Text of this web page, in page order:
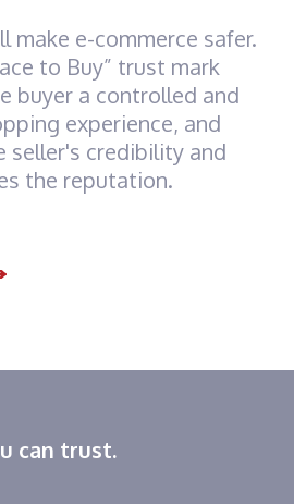
make e-commerce safer.
to Buy” trust mark
buyer a controlled and
experience, and
seller's credibility and
the reputation.
can trust.